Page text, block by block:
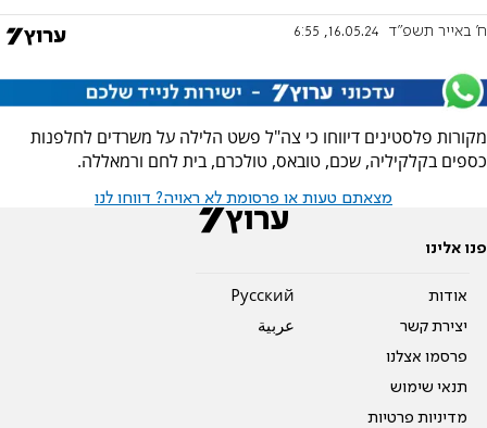
ח' באייר תשפ"ד 16.05.24, 6:55
מקורות פלסטינים דיווחו כי צה"ל פשט הלילה על משרדים לחלפנות
כספים בקלקיליה, שכם, טובאס, טולכרם, בית לחם ורמאללה.
מצאתם טעות או פרסומת לא ראויה? דווחו לנו
פנו אלינו
אודות
יצירת קשר
פרסמו אצלנו
תנאי שימוש
מדיניות פרטיות
Pусский
عربية